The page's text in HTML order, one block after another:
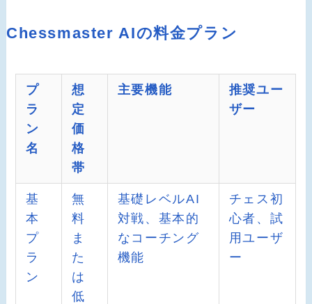
Chessmaster AIの料金プラン
プ
ラ
ン
名
想
定
価
格
帯
主要機能
推奨ユー
ザー
基
本
プ
ラ
ン
無
料
ま
た
は
低
基礎レベルAI
対戦、基本的
なコーチング
機能
チェス初
心者、試
用ユーザ
ー